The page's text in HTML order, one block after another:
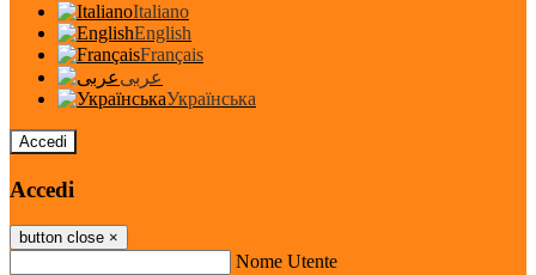
Italiano
English
Français
عربى
Українська
Accedi
Accedi
button close ×
Nome Utente